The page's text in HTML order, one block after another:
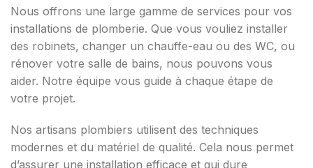
Nous offrons une large gamme de services pour vos
installations de plomberie. Que vous vouliez installer
des robinets, changer un chauffe-eau ou des WC, ou
rénover votre salle de bains, nous pouvons vous
aider. Notre équipe vous guide à chaque étape de
votre projet.
Nos artisans plombiers utilisent des techniques
modernes et du matériel de qualité. Cela nous permet
d’assurer une installation efficace et qui dure